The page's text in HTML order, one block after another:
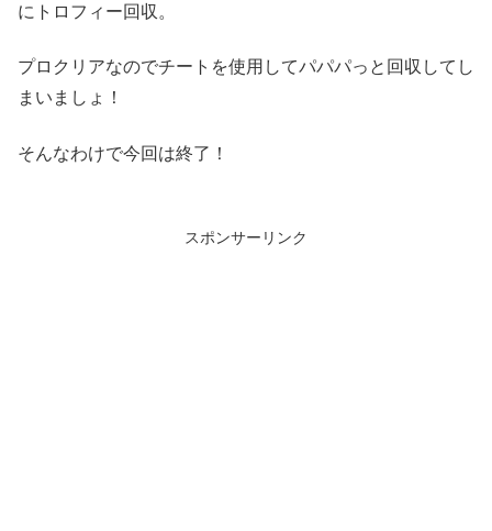
にトロフィー回収。
プロクリアなのでチートを使用してパパパっと回収してし
まいましょ！
そんなわけで今回は終了！
スポンサーリンク